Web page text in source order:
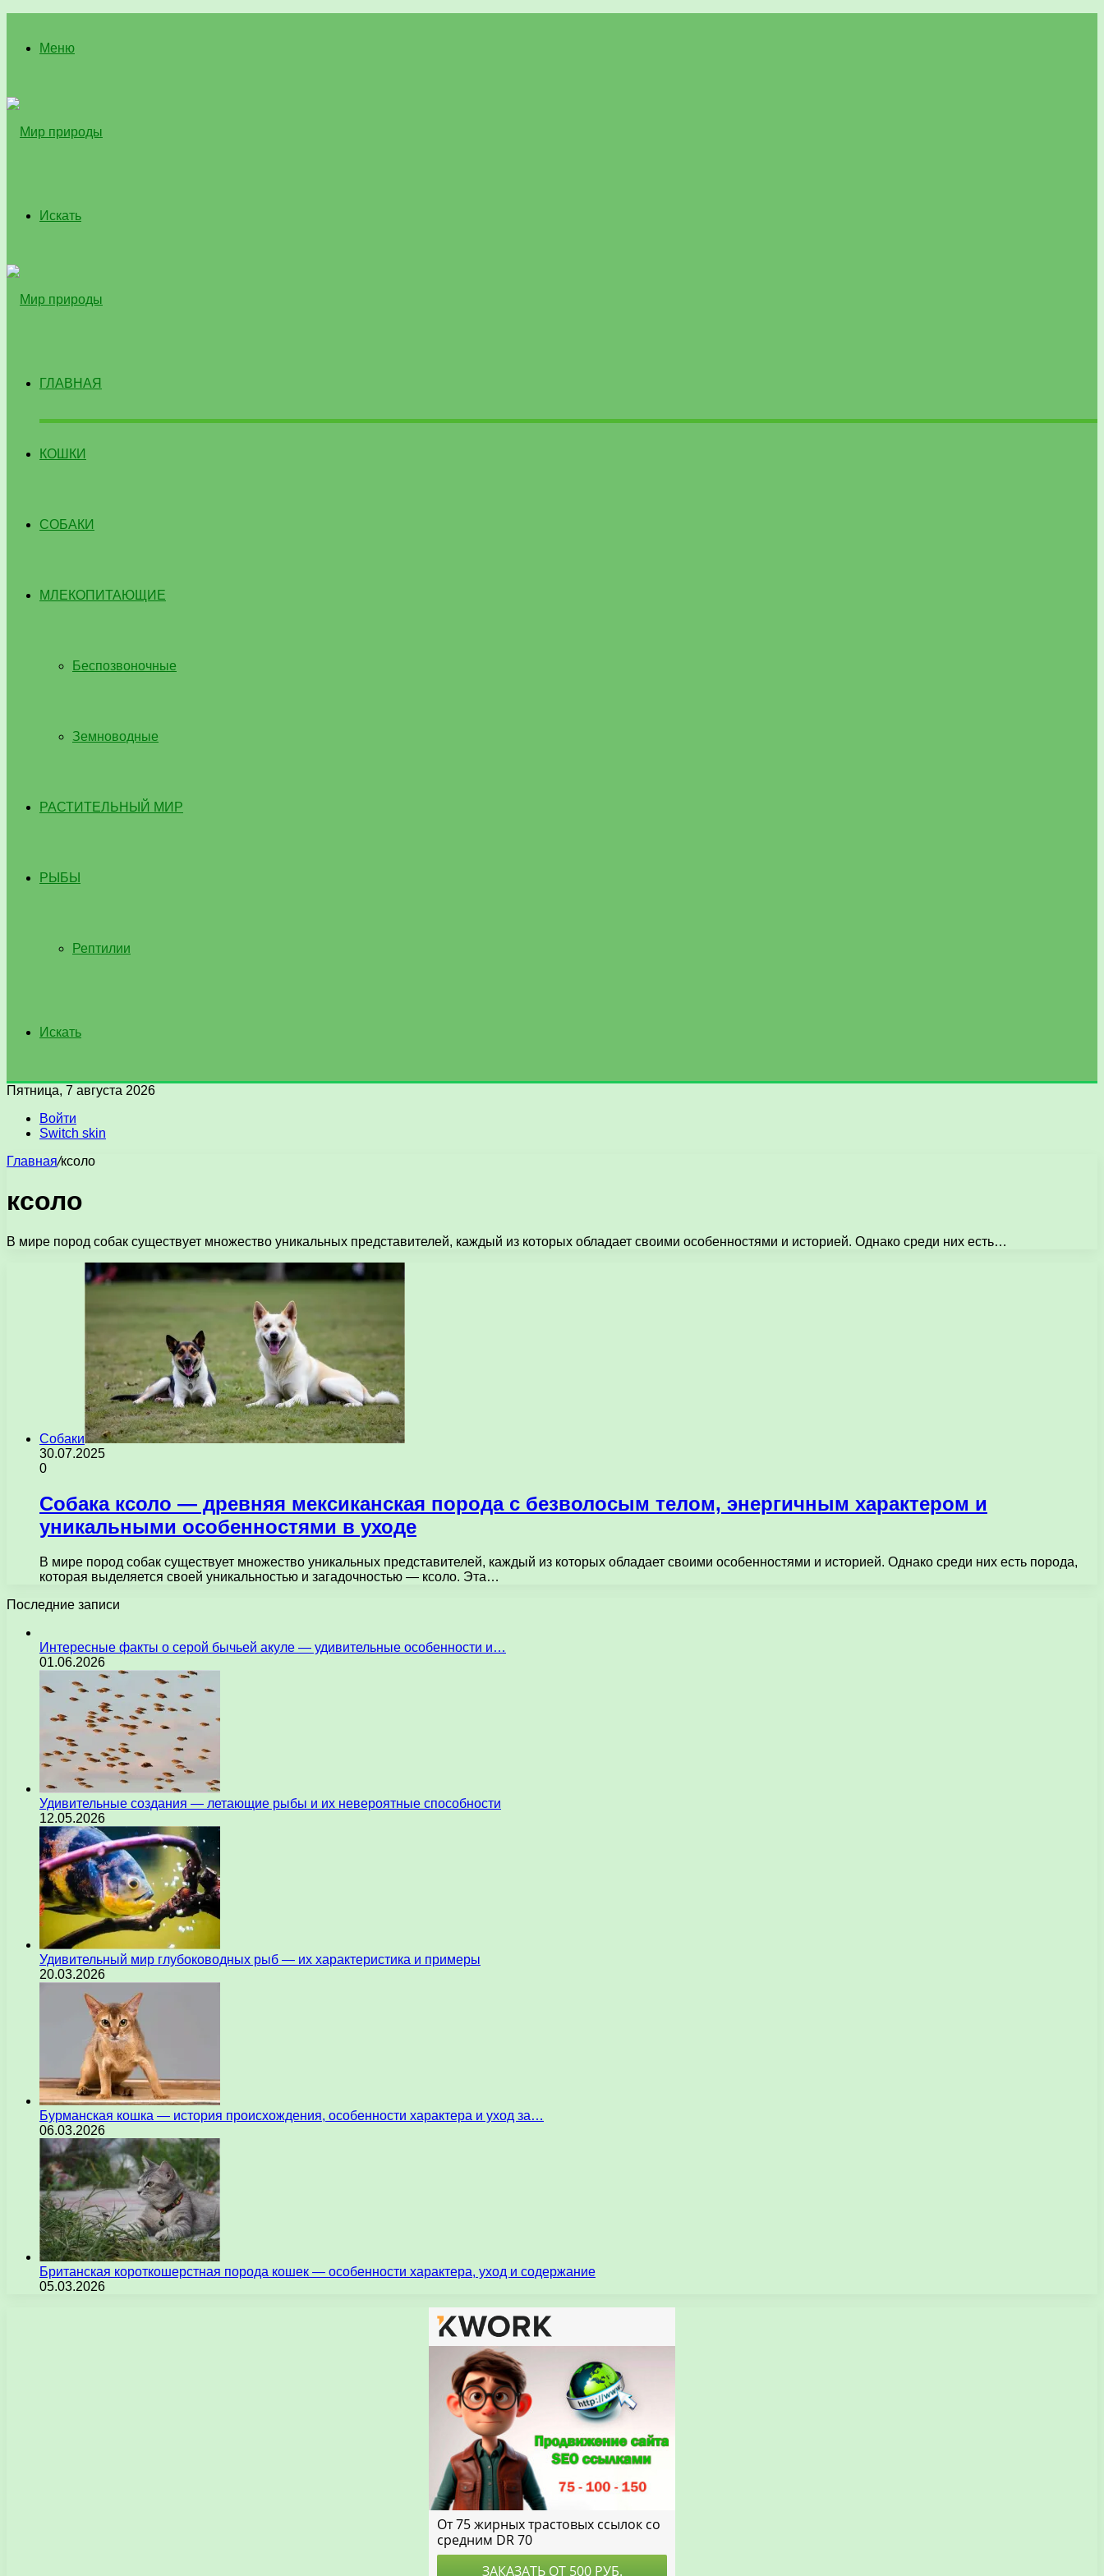
Меню
Искать
ГЛАВНАЯ
КОШКИ
СОБАКИ
МЛЕКОПИТАЮЩИЕ
Беспозвоночные
Земноводные
РАСТИТЕЛЬНЫЙ МИР
РЫБЫ
Рептилии
Искать
Пятница, 7 августа 2026
Войти
Switch skin
Главная/ксоло
ксоло
В мире пород собак существует множество уникальных представителей, каждый из которых обладает своими особенностями и историей. Однако среди них есть…
Собаки
30.07.2025
0
Собака ксоло — древняя мексиканская порода с безволосым телом, энергичным характером и
уникальными особенностями в уходе
В мире пород собак существует множество уникальных представителей, каждый из которых обладает своими особенностями и историей. Однако среди них есть порода,
которая выделяется своей уникальностью и загадочностью — ксоло. Эта…
Последние записи
Интересные факты о серой бычьей акуле — удивительные особенности и…
01.06.2026
Удивительные создания — летающие рыбы и их невероятные способности
12.05.2026
Удивительный мир глубоководных рыб — их характеристика и примеры
20.03.2026
Бурманская кошка — история происхождения, особенности характера и уход за…
06.03.2026
Британская короткошерстная порода кошек — особенности характера, уход и содержание
05.03.2026